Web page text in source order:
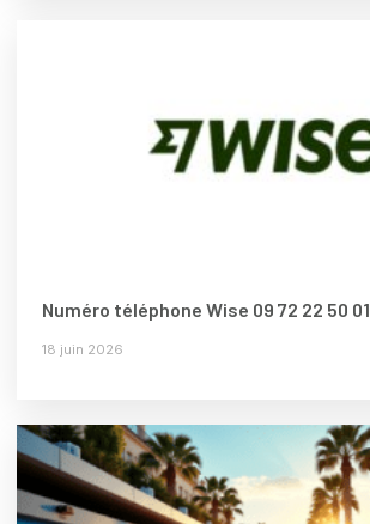
Numéro téléphone Wise 09 72 22 50 01
18 juin 2026